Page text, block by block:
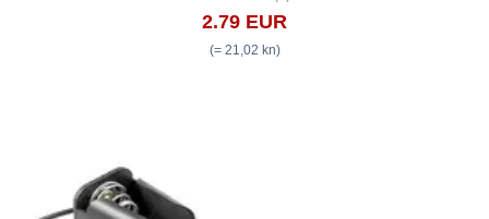
2.79 EUR
(= 21,02 kn)